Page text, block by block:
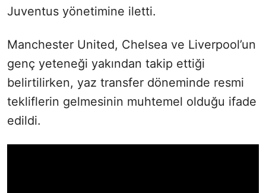
Juventus yönetimine iletti.
Manchester United, Chelsea ve Liverpool’un
genç yeteneği yakından takip ettiği
belirtilirken, yaz transfer döneminde resmi
tekliflerin gelmesinin muhtemel olduğu ifade
edildi.